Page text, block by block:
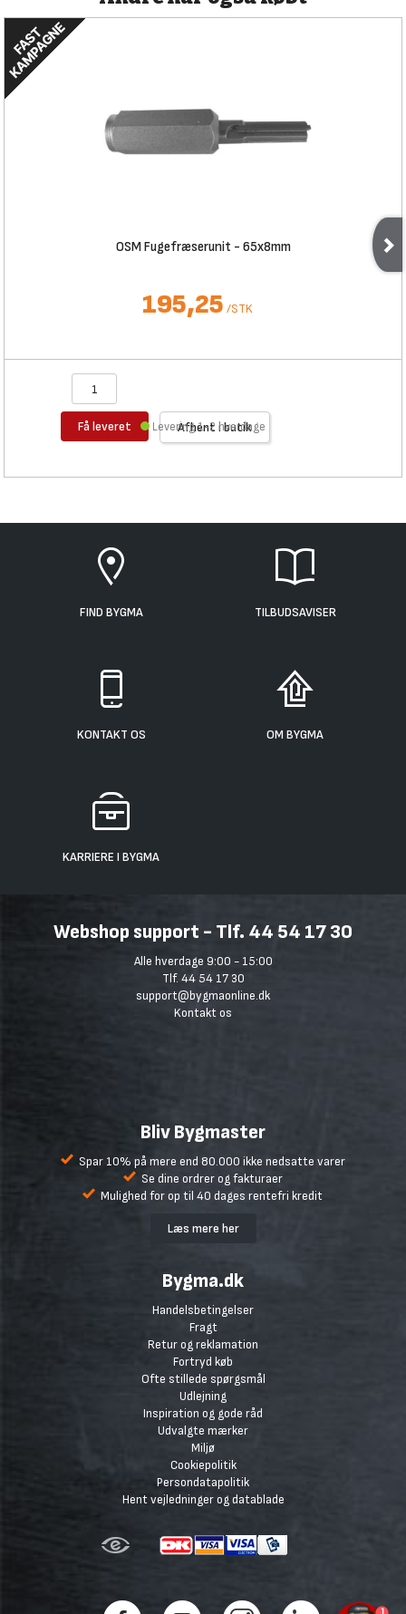
OSM Fugefræserunit - 65x8mm
195,25 /STK
Få leveret Afhent i butik
Levering 1-2 hverdage
FIND BYGMA TILBUDSAVISER
KONTAKT OS OM BYGMA
KARRIERE I BYGMA
Webshop support - Tlf. 44 54 17 30
Alle hverdage 9:00 - 15:00
Tlf. 44 54 17 30
support@bygmaonline.dk
Kontakt os
Bliv Bygmaster
Spar 10% på mere end 80.000 ikke nedsatte varer
Se dine ordrer og fakturaer
Mulighed for op til 40 dages rentefri kredit
Læs mere her
Bygma.dk
Handelsbetingelser
Fragt
Retur og reklamation
Fortryd køb
Ofte stillede spørgsmål
Udlejning
Inspiration og gode råd
Udvalgte mærker
Miljø
Cookiepolitik
Persondatapolitik
Hent vejledninger og datablade